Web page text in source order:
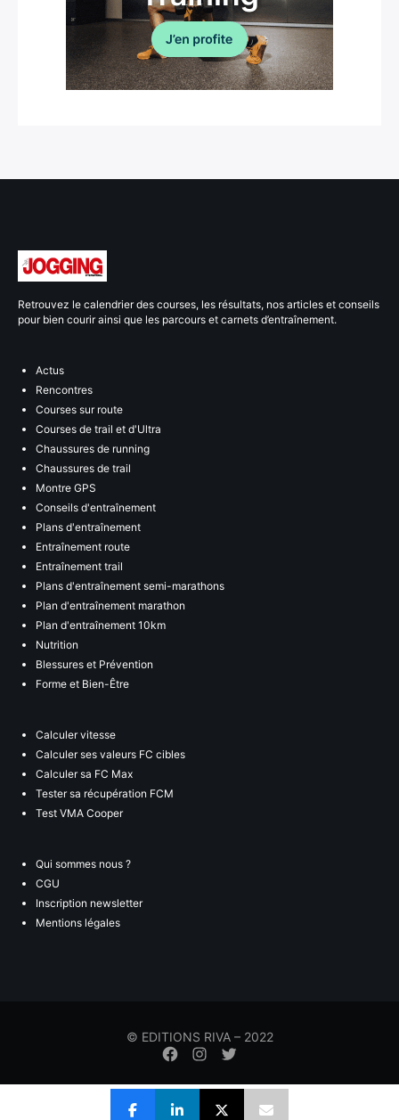
Retrouvez le calendrier des courses, les résultats, nos articles et conseils
pour bien courir ainsi que les parcours et carnets d’entraînement.
Actus
Rencontres
Courses sur route
Courses de trail et d'Ultra
Chaussures de running
Chaussures de trail
Montre GPS
Conseils d'entraînement
Plans d'entraînement
Entraînement route
Entraînement trail
Plans d'entraînement semi-marathons
Plan d'entraînement marathon
Plan d'entraînement 10km
Nutrition
Blessures et Prévention
Forme et Bien-Être
Calculer vitesse
Calculer ses valeurs FC cibles
Calculer sa FC Max
Tester sa récupération FCM
Test VMA Cooper
Qui sommes nous ?
CGU
Inscription newsletter
Mentions légales
© EDITIONS RIVA – 2022
Élément
menu